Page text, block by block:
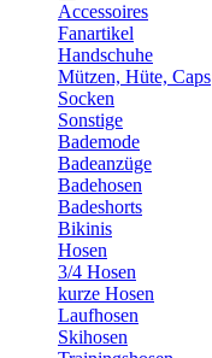
Accessoires
Fanartikel
Handschuhe
Mützen, Hüte, Caps
Socken
Sonstige
Bademode
Badeanzüge
Badehosen
Badeshorts
Bikinis
Hosen
3/4 Hosen
kurze Hosen
Laufhosen
Skihosen